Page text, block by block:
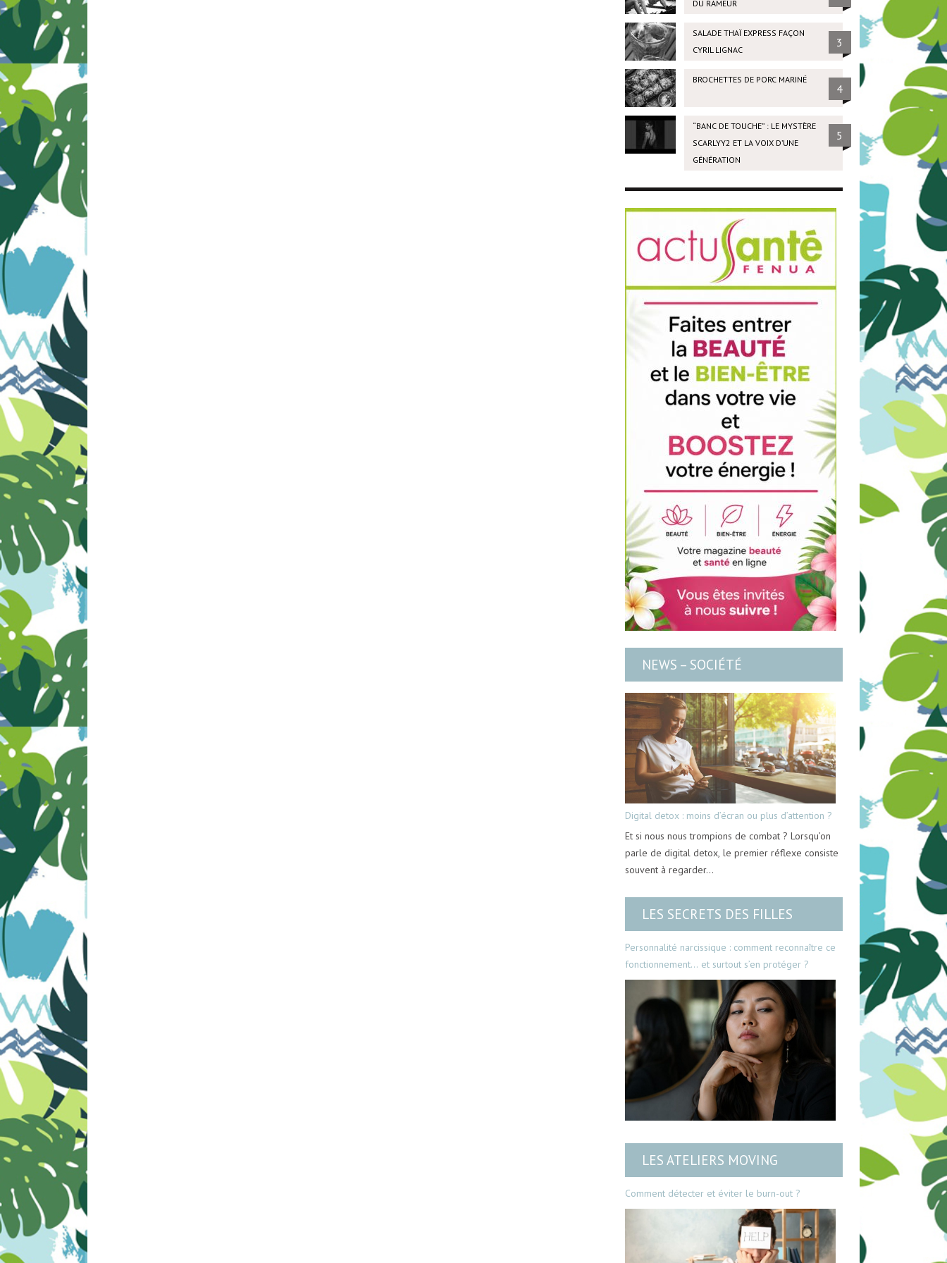
DU RAMEUR
SALADE THAÏ EXPRESS FAÇON
CYRIL LIGNAC
3
BROCHETTES DE PORC MARINÉ
4
“BANC DE TOUCHE” : LE MYSTÈRE
SCARLYY2 ET LA VOIX D’UNE
GÉNÉRATION
5
NEWS – SOCIÉTÉ
Digital detox : moins d’écran ou plus d’attention ?
Et si nous nous trompions de combat ? Lorsqu’on
parle de digital detox, le premier réflexe consiste
souvent à regarder…
LES SECRETS DES FILLES
Personnalité narcissique : comment reconnaître ce
fonctionnement… et surtout s’en protéger ?
LES ATELIERS MOVING
Comment détecter et éviter le burn-out ?